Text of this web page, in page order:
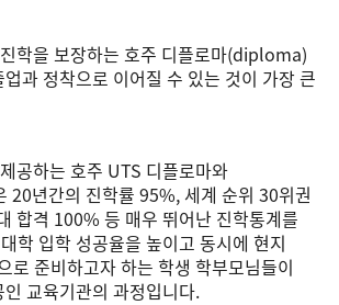
학을 보장하는 호주 디플로마(diploma)
과 정착으로 이어질 수 있는 것이 가장 큰
공하는 호주 UTS 디플로마와
20년간의 진학률 95%, 세계 순위 30위권
합격 100% 등 매우 뛰어난 진학통계를
학 입학 성공율을 높이고 동시에 현지
로 준비하고자 하는 학생 학부모님들이
교육기관의 과정입니다.